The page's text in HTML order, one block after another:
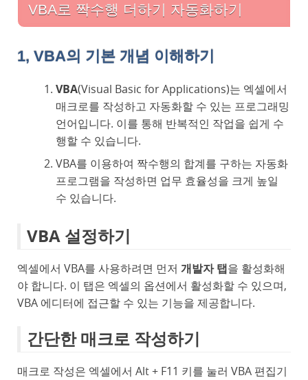
VBA로 짝수행 더하기 자동화하기
1, VBA의 기본 개념 이해하기
VBA(Visual Basic for Applications)는 엑셀에서
매크로를 작성하고 자동화할 수 있는 프로그래밍
언어입니다. 이를 통해 반복적인 작업을 쉽게 수
행할 수 있습니다.
VBA를 이용하여 짝수행의 합계를 구하는 자동화
프로그램을 작성하면 업무 효율성을 크게 높일
수 있습니다.
VBA 설정하기
엑셀에서 VBA를 사용하려면 먼저 개발자 탭을 활성화해
야 합니다. 이 탭은 엑셀의 옵션에서 활성화할 수 있으며,
VBA 에디터에 접근할 수 있는 기능을 제공합니다.
간단한 매크로 작성하기
매크로 작성은 엑셀에서 Alt + F11 키를 눌러 VBA 편집기